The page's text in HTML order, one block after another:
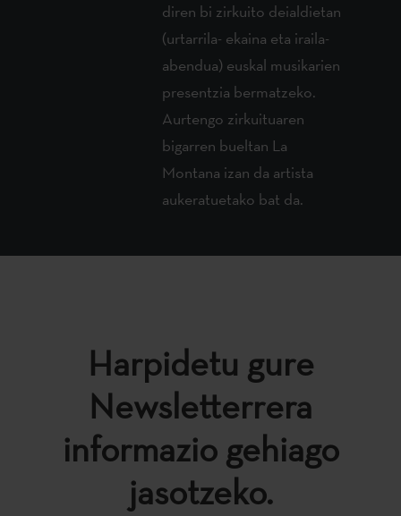
diren bi zirkuito deialdietan
(urtarrila- ekaina eta iraila-
abendua) euskal musikarien
presentzia bermatzeko.
Aurtengo zirkuituaren
bigarren bueltan La
Montana izan da artista
aukeratuetako bat da.
Harpidetu gure
Newsletterrera
informazio gehiago
jasotzeko.